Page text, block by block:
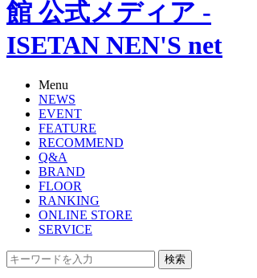
館 公式メディア -
ISETAN NEN'S net
Menu
NEWS
EVENT
FEATURE
RECOMMEND
Q&A
BRAND
FLOOR
RANKING
ONLINE STORE
SERVICE
検索